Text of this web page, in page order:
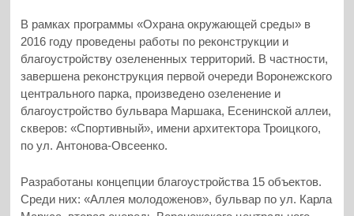
В рамках программы «Охрана окружающей среды» в
2016 году проведены работы по реконструкции и
благоустройству озелененных территорий. В частности,
завершена реконструкция первой очереди Воронежского
центрального парка, произведено озеленение и
благоустройство бульвара Маршака, Есенинской аллеи,
скверов: «Спортивный», имени архитектора Троицкого,
по ул. Антонова-Овсеенко.
Разработаны концепции благоустройства 15 объектов.
Среди них: «Аллея молодоженов», бульвар по ул. Карла